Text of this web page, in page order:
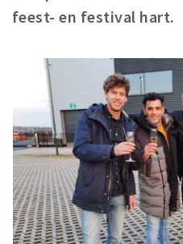
Draai aan het rad!
VRIJE TIJD
Sport
Nieuws
Agenda
Bezienswaardigheden
Musea, theaters & podia
Uitjes & activiteiten
feest- en festival hart.